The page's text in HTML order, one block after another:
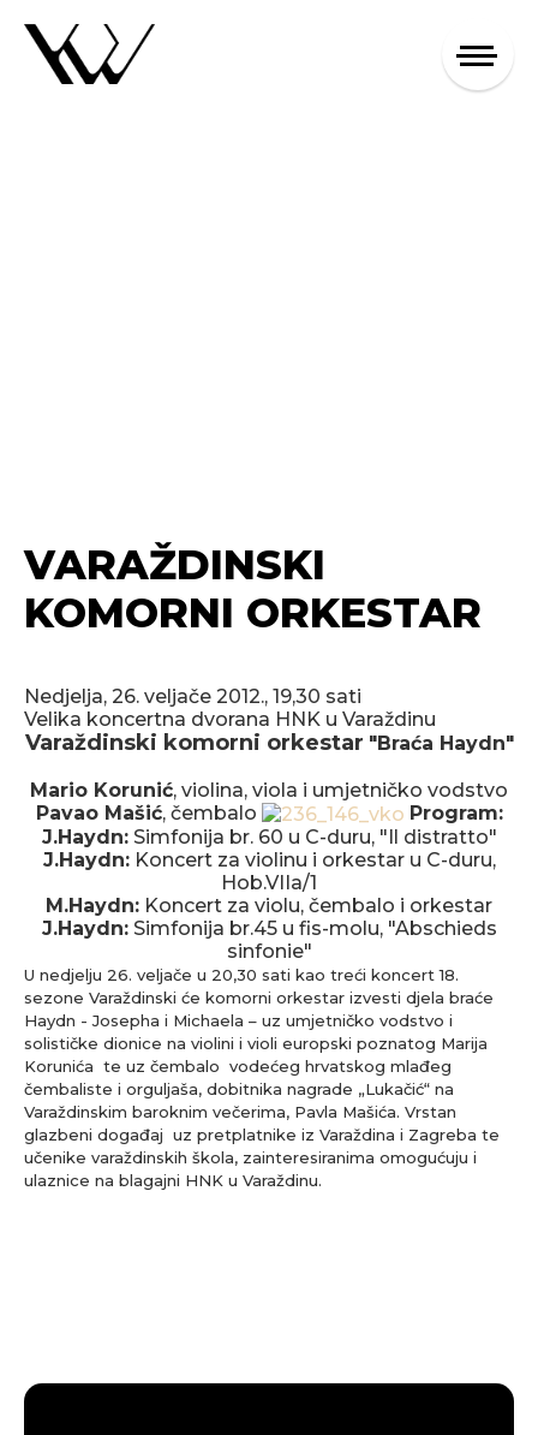
VARAŽDINSKI
KOMORNI ORKESTAR
Nedjelja, 26. veljače 2012., 19,30 sati
Velika koncertna dvorana HNK u Varaždinu
Varaždinski komorni orkestar "Braća Haydn"
Mario Korunić, violina, viola i umjetničko vodstvo
Pavao Mašić, čembalo
Program:
J.Haydn:Simfonija br. 60 u C-duru, "Il distratto"
J.Haydn:Koncert za violinu i orkestar u C-duru,
Hob.VIIa/1
M.Haydn: Koncert za violu, čembalo i orkestar
J.Haydn:Simfonija br.45 u fis-molu, "Abschieds
sinfonie"
U nedjelju 26. veljače u 20,30 sati kao treći koncert 18.
sezone Varaždinski će komorni orkestar izvesti djela braće
Haydn - Josepha i Michaela – uz umjetničko vodstvo i
solističke dionice na violini i violi europski poznatog Marija
Korunića te uz čembalo vodećeg hrvatskog mlađeg
čembaliste i orguljaša, dobitnika nagrade „Lukačić“ na
Varaždinskim baroknim večerima, Pavla Mašića. Vrstan
glazbeni događaj uz pretplatnike iz Varaždina i Zagreba te
učenike varaždinskih škola, zainteresiranima omogućuju i
ulaznice na blagajni HNK u Varaždinu.